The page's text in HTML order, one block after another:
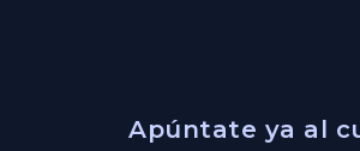
Apúntate ya al